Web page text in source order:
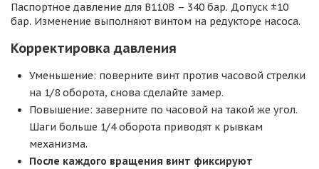
Паспортное давление для B110B – 340 бар. Допуск ±10
бар. Изменение выполняют винтом на редукторе насоса.
Корректировка давления
Уменьшение: поверните винт против часовой стрелки
на 1/8 оборота, снова сделайте замер.
Повышение: заверните по часовой на такой же угол.
Шаги больше 1/4 оборота приводят к рывкам
механизма.
После каждого вращения винт фиксируют